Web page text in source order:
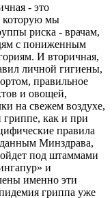
- это
которую мы
риска - врачам,
с пониженным
И вторичная,
личной гигиены,
правильное
и овощей,
на свежем воздухе,
как и при
правила
Минздрава,
под штаммами
и
именно эти
гриппа уже